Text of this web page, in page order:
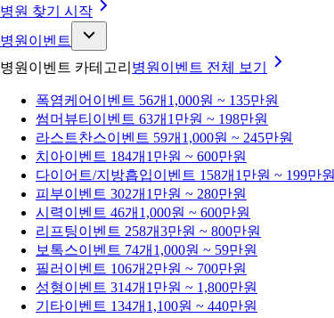
병원 찾기 시작
병원이벤트
병원이벤트 카테고리 병원이벤트 전체 보기
폭염케어 이벤트 56개 1,000원 ~ 135만원
썸머뷰티 이벤트 63개 1만원 ~ 198만원
라스트찬스이벤트 59개 1,000원 ~ 245만원
치아이벤트 184개 1만원 ~ 600만원
다이어트/지방흡입이벤트 158개 1만원 ~ 199만원
피부이벤트 302개 1만원 ~ 280만원
시력이벤트 46개 1,000원 ~ 600만원
리프팅이벤트 258개3만원 ~ 800만원
보톡스이벤트 74개 1,000원 ~ 59만원
필러 이벤트 106개 2만원 ~ 700만원
성형이벤트 314개 1만원 ~ 1,800만원
기타이벤트 134개 1,100원 ~ 440만원